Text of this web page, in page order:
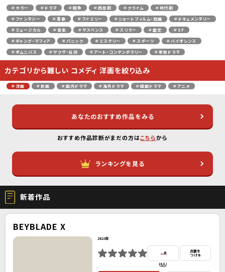
＃ホラー
＃ドラマ ＃戦争 ＃西部劇 ＃クライム
＃時代劇
＃ファンタジー
＃青春 ＃ファミリー ＃ショートフィルム・短編
＃ドキュメンタリー
＃ミュージカル
＃音楽 ＃サスペンス ＃スリラー ＃歴史
＃SF
＃ギャング・マフィア
＃パニック ＃ミステリー ＃スポーツ
＃バイオレンス
＃オムニバス
＃ヤクザ・任侠 ＃アート・コンテンポラリー ＃単発ドラマ
カテゴリから難しい コメディ 洋画を絞り込み
＃洋画 ＃邦画 ＃国内ドラマ ＃海外ドラマ ＃韓国ドラマ ＃アニメ
あなたのおすすめ作品をみる
おすすめ作品診断がまだの方はこちらから
ランキングを見る
新着作品
BEYBLADE X
2023年
-点
(0人）
点数を
つける